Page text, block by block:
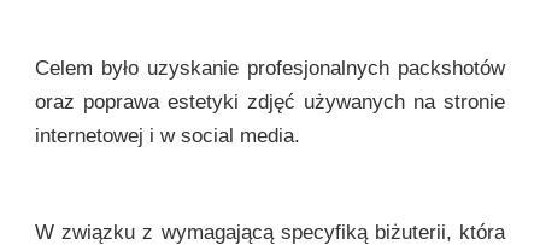
Celem było uzyskanie profesjonalnych packshotów
oraz poprawa estetyki zdjęć używanych na stronie
internetowej i w social media.
W związku z wymagającą specyfiką biżuterii, która